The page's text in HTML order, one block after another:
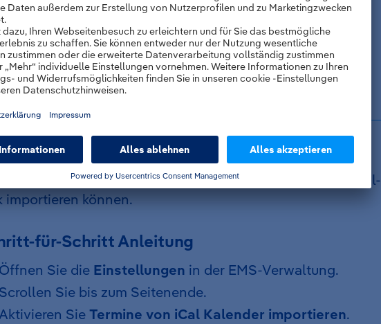
Sie auf dieGlockein der Zeile vom Eintrag.
Sie aufJa, senden.
Erinnerung wurde an die Mitglieder gesendet.
via iCal-Link importieren
wird Ihnen erklärt, wie Sie Termine aus einem iCal-
importieren können.
für-Schritt Anleitung
Sie die Einstellungen in der EMS-Verwaltung.
Sie bis zum Seitenende.
SieTermine von iCal Kalender importieren.